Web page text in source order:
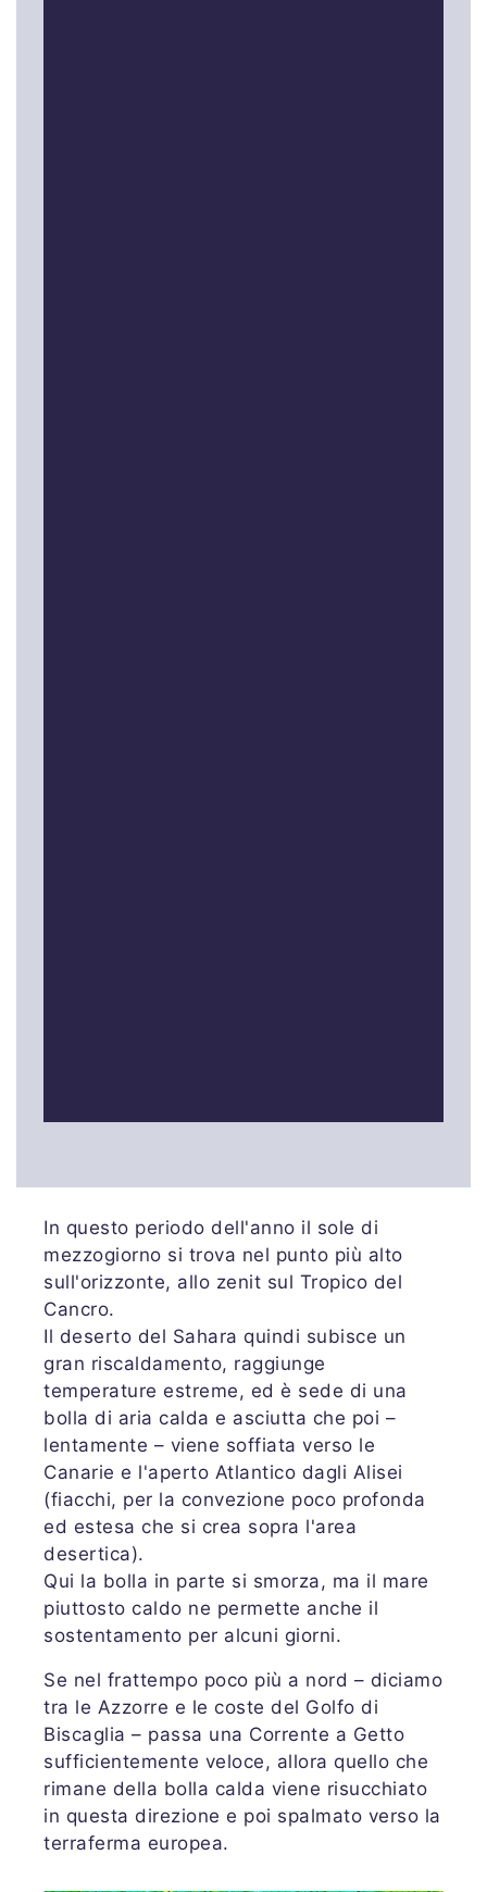
In questo periodo dell'anno il sole di
mezzogiorno si trova nel punto più alto
sull'orizzonte, allo zenit sul Tropico del
Cancro.
Il deserto del Sahara quindi subisce un
gran riscaldamento, raggiunge
temperature estreme, ed è sede di una
bolla di aria calda e asciutta che poi –
lentamente – viene soffiata verso le
Canarie e l'aperto Atlantico dagli Alisei
(fiacchi, per la convezione poco profonda
ed estesa che si crea sopra l'area
desertica).
Qui la bolla in parte si smorza, ma il mare
piuttosto caldo ne permette anche il
sostentamento per alcuni giorni.
Se nel frattempo poco più a nord – diciamo
tra le Azzorre e le coste del Golfo di
Biscaglia – passa una Corrente a Getto
sufficientemente veloce, allora quello che
rimane della bolla calda viene risucchiato
in questa direzione e poi spalmato verso la
terraferma europea.